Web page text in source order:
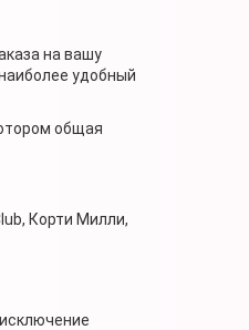
на вашу
удобный
общая
Корти Милли,